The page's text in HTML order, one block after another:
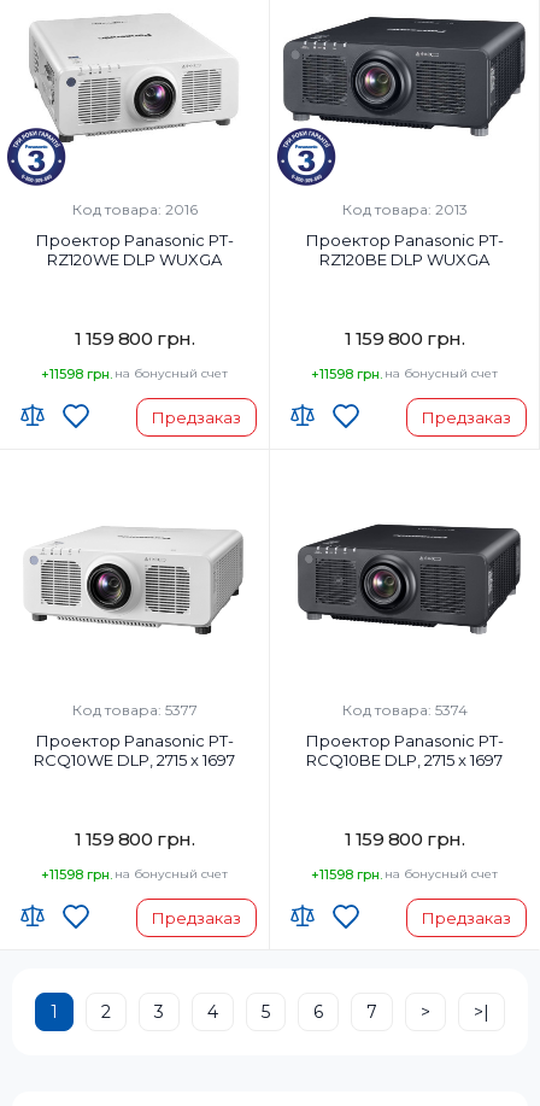
Код товара: 2016
Проектор Panasonic PT-
RZ120WE DLP WUXGA
1 159 800 грн.
+11598 грн. на бонусный счет
Предзаказ
Код товара: 2013
Проектор Panasonic PT-
RZ120BE DLP WUXGA
1 159 800 грн.
+11598 грн. на бонусный счет
Предзаказ
Код товара: 5377
Проектор Panasonic PT-
RCQ10WE DLP, 2715 x 1697
1 159 800 грн.
+11598 грн. на бонусный счет
Предзаказ
Код товара: 5374
Проектор Panasonic PT-
RCQ10BE DLP, 2715 x 1697
1 159 800 грн.
+11598 грн. на бонусный счет
Предзаказ
1 2 3 4 5 6 7 > >|